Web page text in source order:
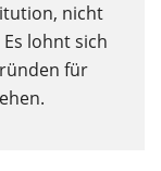
nicht
lohnt sich
für